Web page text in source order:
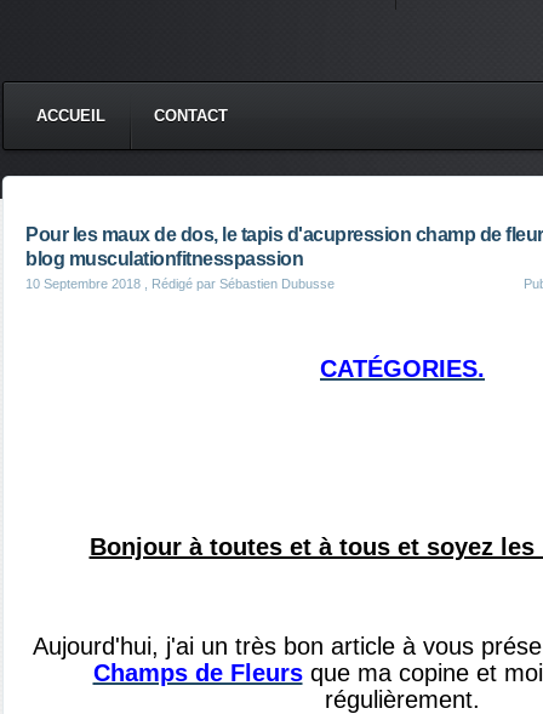
ACCUEIL CONTACT
Pour les maux de dos, le tapis d'acupression champ de
blog musculationfitnesspassion
10 Septembre 2018 , Rédigé par Sébastien Dubusse
CATÉGORIES.
Bonjour à toutes et à tous et soyez les
Aujourd'hui, j'ai un très bon article à vous
Champs de Fleurs que ma copine et
régulièrement.